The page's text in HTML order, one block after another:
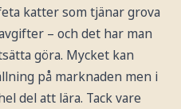
katter som tjänar grova
– och det har man
göra. Mycket kan
på marknaden men i
del att lära. Tack vare